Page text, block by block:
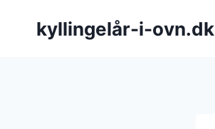
kyllingelår-i-ovn.dk